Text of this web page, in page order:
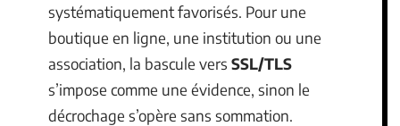
systématiquement favorisés. Pour une
boutique en ligne, une institution ou une
association, la bascule vers SSL/TLS
s’impose comme une évidence, sinon le
décrochage s’opère sans sommation.